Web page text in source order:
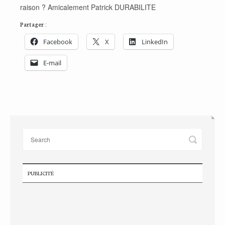
raison ? Amicalement Patrick DURABILITE
Partager :
Facebook X LinkedIn
E-mail
PUBLICITÉ